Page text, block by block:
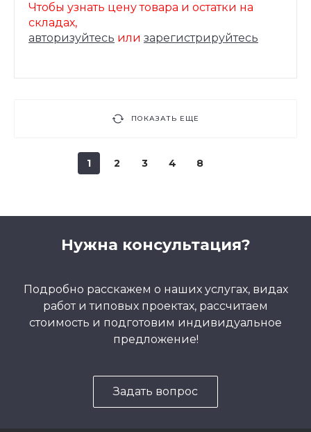
Чтобы узнать цену товара и остатки на
складах,
авторизуйтесь или зарегистрируйтесь
ПОКАЗАТЬ ЕЩЕ
1 2 3 4 8
Нужна консультация?
Подробно расскажем о наших услугах, видах
работ и типовых проектах, рассчитаем
стоимость и подготовим индивидуальное
предложение!
Задать вопрос